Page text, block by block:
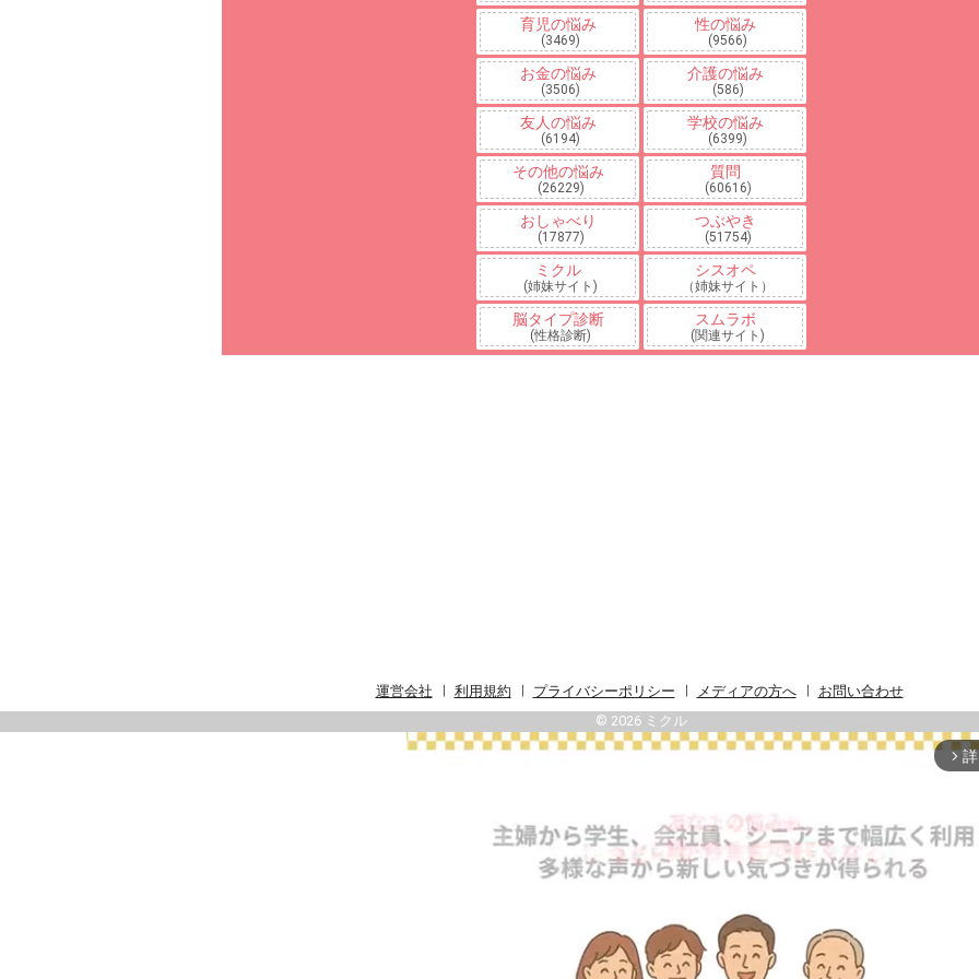
育児の悩み
(3469)
性の悩み
(9566)
お金の悩み
(3506)
介護の悩み
(586)
友人の悩み
(6194)
学校の悩み
(6399)
その他の悩み
(26229)
質問
(60616)
おしゃべり
(17877)
つぶやき
(51754)
ミクル
(姉妹サイト)
シスオペ
（姉妹サイト）
脳タイプ診断
(性格診断)
スムラボ
(関連サイト)
運営会社 利用規約 プライバシーポリシー メディアの方へ
お問い合わせ
© 2026 ミクル
arrow_forward_ios